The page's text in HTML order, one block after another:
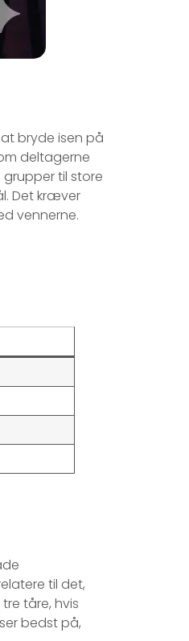
bryde isen på
deltagerne
til store
Det kræver
vennerne.
til det,
tåre, hvis
bedst på,